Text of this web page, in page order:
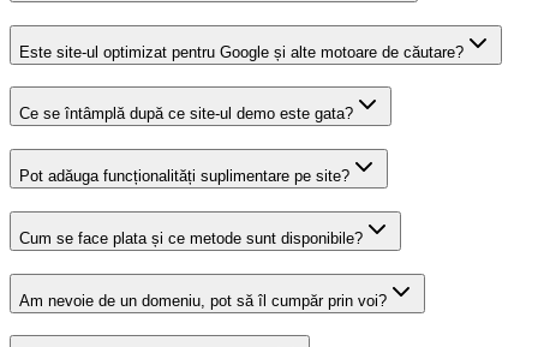
Este site-ul optimizat pentru Google și alte motoare de căutare?
Ce se întâmplă după ce site-ul demo este gata?
Pot adăuga funcționalități suplimentare pe site?
Cum se face plata și ce metode sunt disponibile?
Am nevoie de un domeniu, pot să îl cumpăr prin voi?